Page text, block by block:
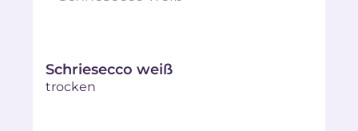
Schriesecco weiß
trocken